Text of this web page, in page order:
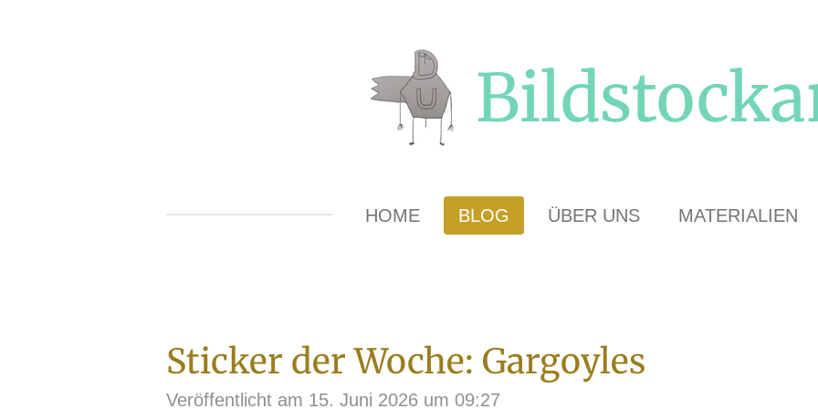
HOME BLOG ÜBER UNS MATERIALIEN
Sticker der Woche: Gargoyles
Veröffentlicht am 15. Juni 2026 um 09:27